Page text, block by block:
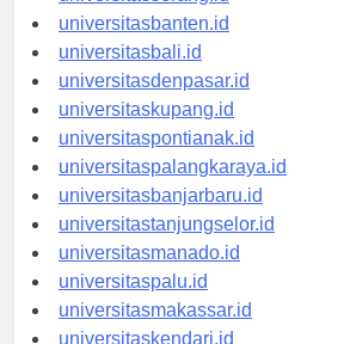
universitasserang.id
universitasbanten.id
universitasbali.id
universitasdenpasar.id
universitaskupang.id
universitaspontianak.id
universitaspalangkaraya.id
universitasbanjarbaru.id
universitastanjungselor.id
universitasmanado.id
universitaspalu.id
universitasmakassar.id